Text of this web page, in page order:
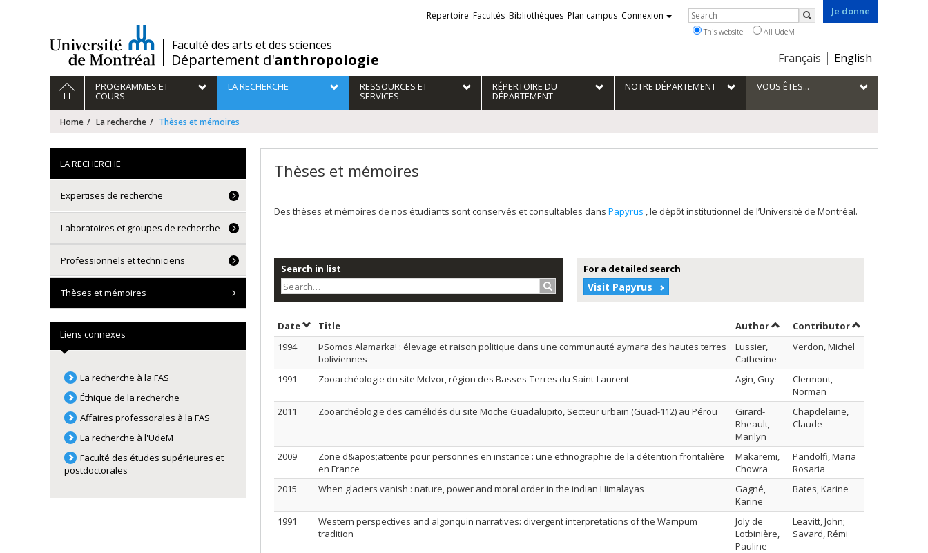
/Faculté des arts et des sciences
Département d'anthropologie
Je donne
Choix
la
langue
Français English
Liens
externes
Répertoire Facultés Bibliothèques Plan campus Connexion Rechercher
Search
This website All UdeM
Navigation
principale
HOMEPROGRAMMES ET
COURS
LA RECHERCHE RESSOURCES ET
SERVICES
RÉPERTOIRE DU
DÉPARTEMENT
NOTRE DÉPARTEMENT VOUS ÊTES...
Home La recherche Thèses et mémoires
Thèses et mémoires
Des thèses et mémoires de nos étudiants sont conservés et consultables dans Papyrus , le dépôt institutionnel de l’Université de Montréal.
Search in list
Search…
For a detailed search
Visit Papyrus
DateSort by date in descending order
Title AuthorSort by author in descending
Contributorby contributor
1994
ÞSomos Alamarka! : élevage et raison politique dans une communauté aymara des hautes terres
boliviennes
Lussier,
Catherine
Verdon, Michel
1991 Zooarchéologie du site McIvor, région des Basses-Terres du Saint-Laurent Agin, Guy
Clermont,
Norman
2011
Zooarchéologie des camélidés du site Moche Guadalupito, Secteur urbain (Guad-112) au Pérou
Girard-
Rheault,
Marilyn
Chapdelaine,
Claude
2009
Zone d&apos;attente pour personnes en instance : une ethnographie de la détention frontalière
en France
Makaremi,
Chowra
Pandolfi, Maria
Rosaria
2015
When glaciers vanish : nature, power and moral order in the indian Himalayas
Gagné,
Karine
Bates, Karine
1991
Western perspectives and algonquin narratives: divergent interpretations of the Wampum
tradition
Joly de
Lotbinière,
Pauline
Leavitt, John;
Savard, Rémi
LA RECHERCHE
Expertises de recherche
Laboratoires et groupes de recherche
Professionnels et techniciens
Thèses et mémoires
Liens connexes
La recherche à la FAS
Éthique de la recherche
Affaires professorales à la FAS
La recherche à l'UdeM
Faculté des études supérieures et
postdoctorales